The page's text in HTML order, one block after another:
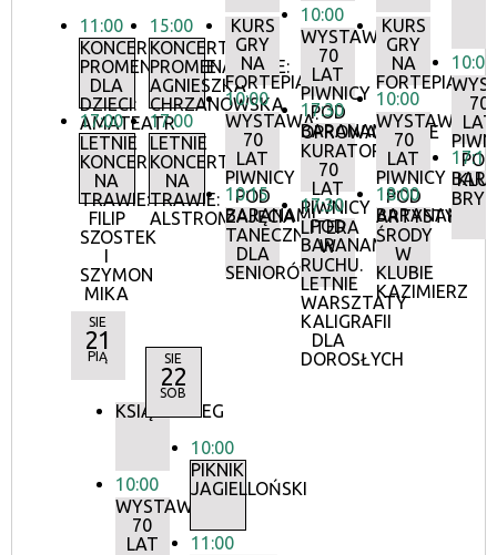
11:00
KONCERTY
PROMENADOWE
DLA
DZIECI:
AMATEATR
17:00
LETNIE
KONCERTY
NA
TRAWIE:
FILIP
SZOSTEK
I
SZYMON
MIKA
15:00
KONCERTY
PROMENADOWE:
AGNIESZKA
CHRZANOWSKA
17:00
LETNIE
KONCERTY
NA
TRAWIE:
ALSTROMERIE
KURS
GRY
NA
FORTEPIANIE
10:00
WYSTAWA:
70
LAT
PIWNICY
POD
BARANAMI
10:15
ZAJĘCIA
TANECZNE
DLA
SENIORÓW
10:00
WYSTAWA:
70
LAT
PIWNICY
POD
BARANAMI
17:30
OPROWADZANIE
KURATORSKIE:
70
LAT
PIWNICY
POD
BARANAMI
17:30
LITERA
W
RUCHU.
LETNIE
WARSZTATY
KALIGRAFII
DLA
DOROSŁYCH
KURS
GRY
NA
FORTEPIANIE
10:00
WYSTAWA:
70
LAT
PIWNICY
POD
BARANAMI
18:00
ŚRODY
W
KLUBIE
KAZIMIERZ
10:00
70
LAT
POD
17:15
SIE
21
PIĄ
KSIĄŻKOBIEG
10:00
WYSTAWA:
70
LAT
SIE
22
SOB
10:00
PIKNIK
JAGIELLOŃSKI
11:00